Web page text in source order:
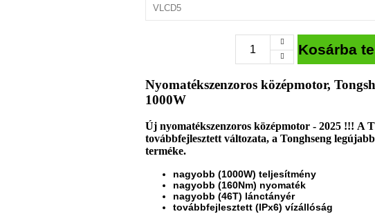
Kosárba
Nyomatékszenzoros középmotor,
1000W
Új nyomatékszenzoros középmotor - 2025 !!! A
továbbfejlesztett változata, a Tonghseng
terméke.
nagyobb (1000W) teljesítmény
nagyobb (160Nm) nyomaték
nagyobb (46T) lánctányér
továbbfejlesztett (IPx6) vízállóság